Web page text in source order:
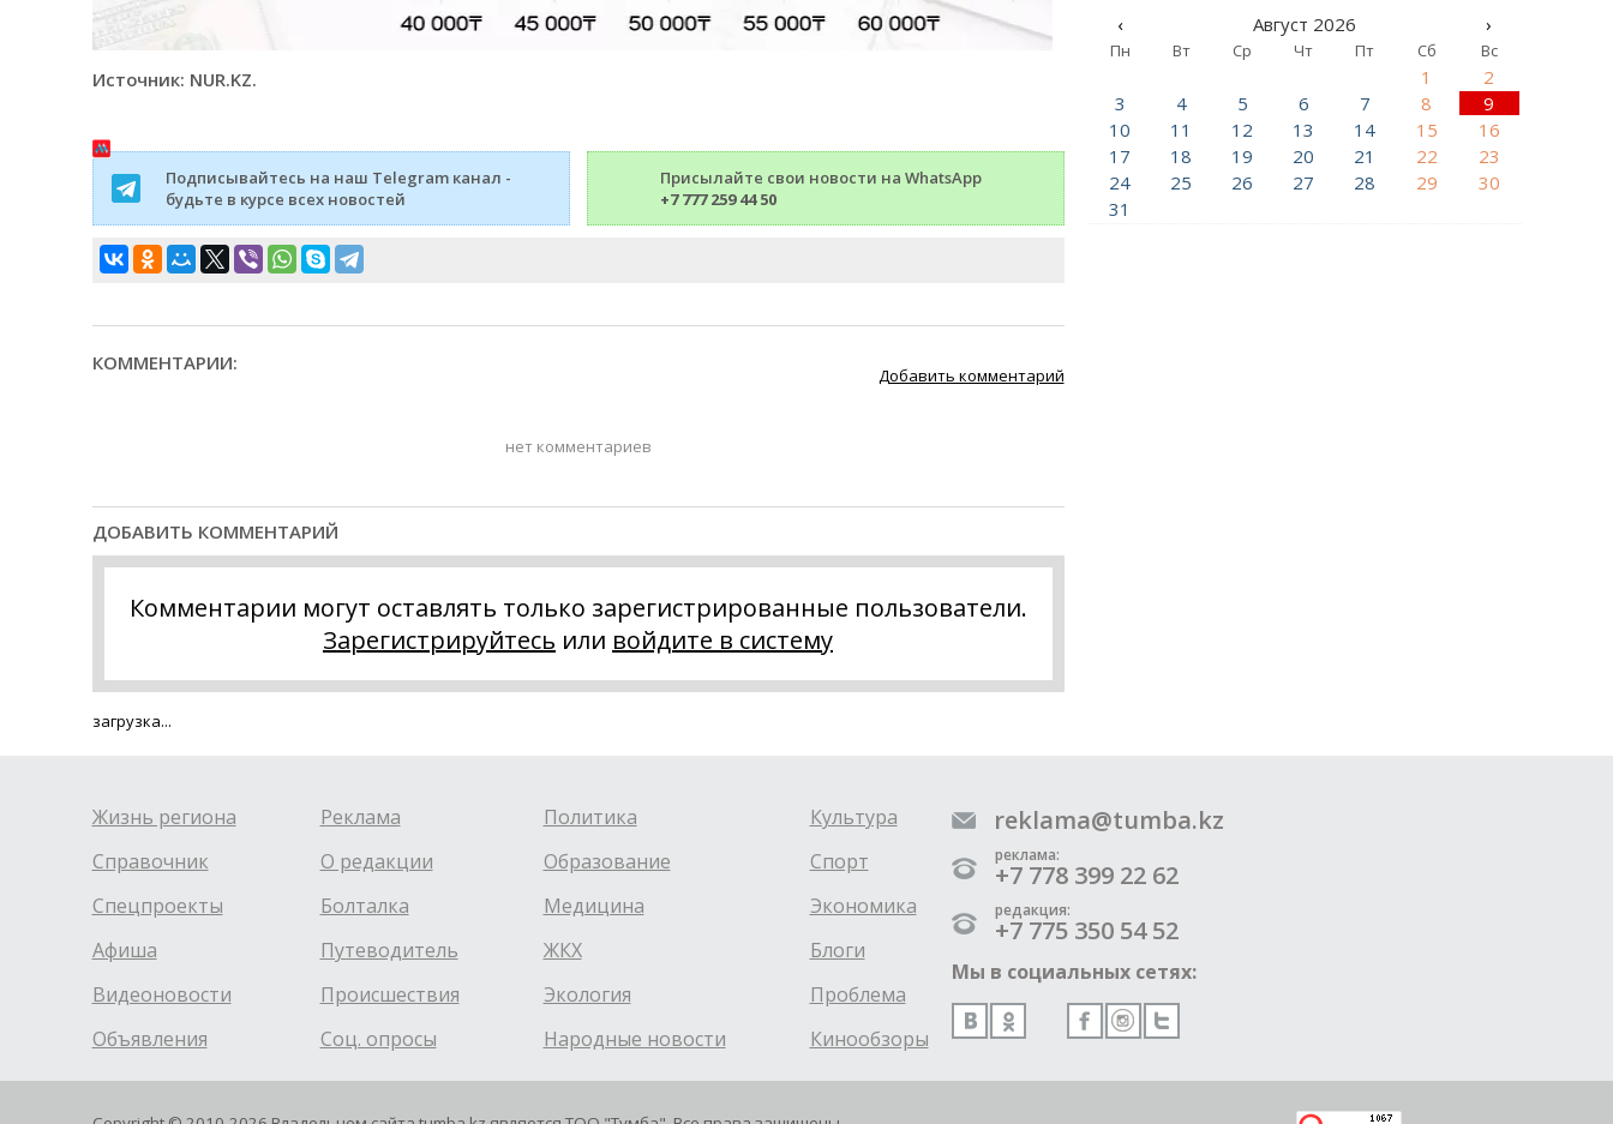
Источник: NUR.KZ.
Подписывайтесь на наш Telegram канал -
будьте в курсе всех новостей
Присылайте свои новости на WhatsApp
+7 777 259 44 50
КОММЕНТАРИИ:
Добавить комментарий
нет комментариев
ДОБАВИТЬ КОММЕНТАРИЙ
Комментарии могут оставлять только зарегистрированные пользователи.
Зарегистрируйтесь или войдите в систему
загрузка...
‹ Август 2026 ›
Пн Вт Ср Чт Пт Сб Вс
1
2
3
4 5 6 7 8
9
10
11 12 13 14 15
16
17
18 19 20 21 22
23
24
25 26 27 28 29
30
31
Жизнь региона
Справочник
Спецпроекты
Афиша
Видеоновости
Объявления
Реклама
О редакции
Болталка
Путеводитель
Происшествия
Соц. опросы
Политика
Образование
Медицина
ЖКХ
Экология
Народные новости
Культура
Спорт
Экономика
Блоги
Проблема
Кинообзоры
reklama@tumba.kz
реклама:
+7 778 399 22 62
редакция:
+7 775 350 54 52
Мы в социальных сетях: